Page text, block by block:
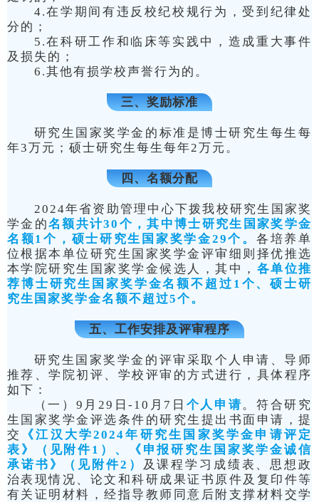
4.在学期间有违反校纪校规行为，受到纪律处
分的；
5.在科研工作和临床等实践中，造成重大事件
及损失的；
6.其他有损学校声誉行为的。
三、奖励标准
研究生国家奖学金的标准是博士研究生每生每
年3万元；硕士研究生每生每年2万元。
四、名额分配
2024年省资助管理中心下拨我校研究生国家奖
学金的名额共计30个，其中博士研究生国家奖学金
名额1个，硕士研究生国家奖学金29个。 各培养单
位根据本单位研究生国家奖学金评审细则择优推选
本学院研究生国家奖学金候选人，其中， 各单位推
荐博士研究生国家奖学金名额不超过1个、硕士研
究生国家奖学金名额不超过5个。
五、工作安排及评审程序
研究生国家奖学金的评审采取个人申请、导师
推荐、学院初评、学校评审的方式进行，具体程序
如下：
（一）9月29日-10月7日 个人申请。符合研究
生国家奖学金评选条件的研究生提出书面申请，提
交
《江汉大学2024年研究生国家奖学金申请评定
表》（见附件1）、《申报研究生国家奖学金诚信
承诺书》（见附件2） 及课程学习成绩表、思想政
治表现情况、论文和科研成果证书原件及复印件等
有关证明材料，经指导教师同意后附支撑材料交学